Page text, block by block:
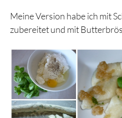
Meine Version habe ich mit
zubereitet und mit